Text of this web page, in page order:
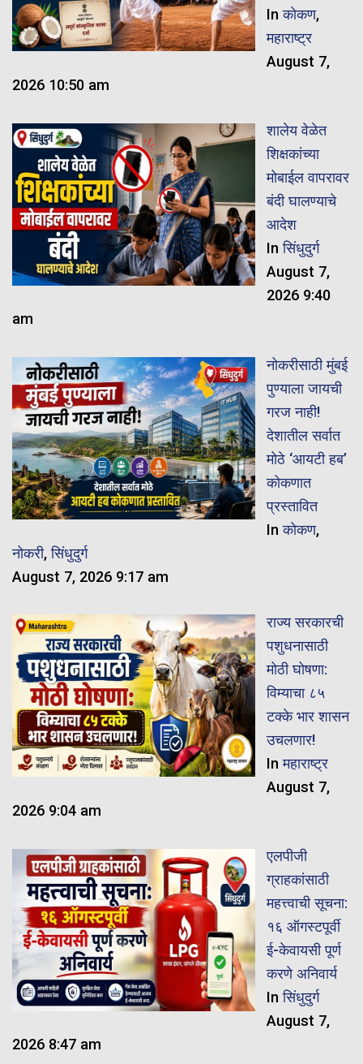
Inकोकण,
महाराष्ट्र
August 7,
2026 10:50 am
शालेय वेळेत
शिक्षकांच्या
मोबाईल वापरावर
बंदी घालण्याचे
आदेश
Inसिंधुदुर्ग
August 7,
2026 9:40
am
नोकरीसाठी मुंबई
पुण्याला जायची
गरज नाही!
देशातील सर्वात
मोठे ‘आयटी हब’
कोकणात
प्रस्तावित
Inकोकण,
नोकरी,सिंधुदुर्ग
August 7, 2026 9:17 am
राज्य सरकारची
पशुधनासाठी
मोठी घोषणा:
विम्याचा ८५
टक्के भार शासन
उचलणार!
Inमहाराष्ट्र
August 7,
2026 9:04 am
एलपीजी
ग्राहकांसाठी
महत्त्वाची सूचना:
१६ ऑगस्टपूर्वी
ई-केवायसी पूर्ण
करणे अनिवार्य
Inसिंधुदुर्ग
August 7,
2026 8:47 am